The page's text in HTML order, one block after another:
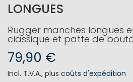
LONGUES
Rugger manches longues
classique et patte de
79,90 €
Incl. T.V.A., plus coûts d'expédition